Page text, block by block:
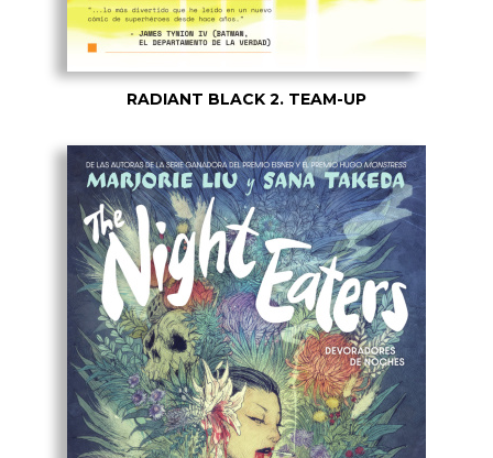
RADIANT BLACK 2. TEAM-UP